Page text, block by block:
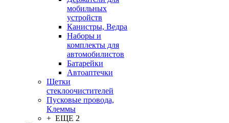
мобильных
устройств
Канистры, Ведра
Наборы и
комплекты для
автомобилистов
Батарейки
Автоаптечки
Щетки
стеклоочистителей
Пусковые провода,
Клеммы
+ ЕЩЕ 2